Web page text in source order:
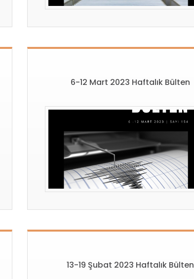
6-12 Mart 2023 Haftalık Bülten
13-19 Şubat 2023 Haftalık Bülten